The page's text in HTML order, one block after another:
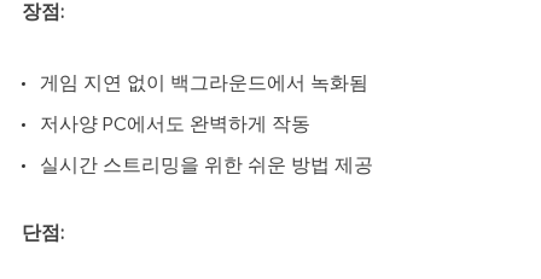
장점:
게임 지연 없이 백그라운드에서 녹화됨
저사양 PC에서도 완벽하게 작동
실시간 스트리밍을 위한 쉬운 방법 제공
단점: